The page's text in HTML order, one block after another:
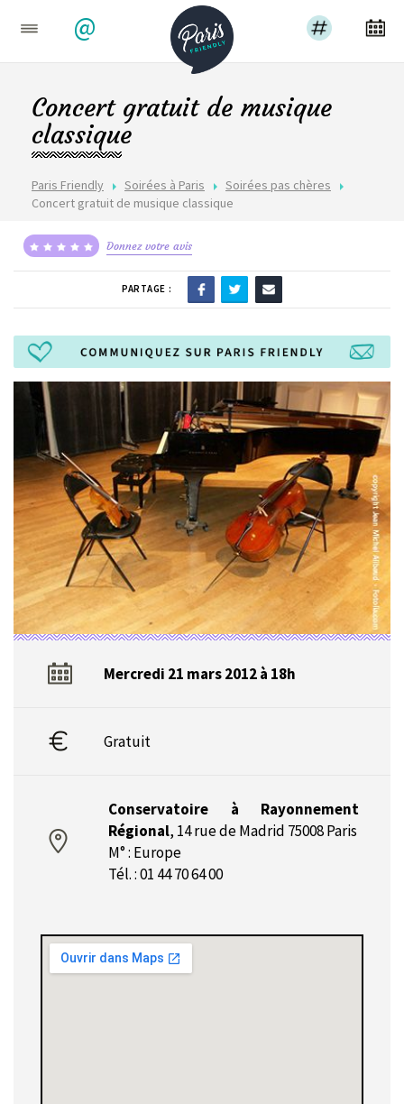
@
Paris Friendly Soirées à Paris
Soirées pas chères
Concert gratuit de musique classique
Concert gratuit de musique
classique
Donnez votre avis
PARTAGE :
Mercredi 21 mars 2012 à 18h
Gratuit
Conservatoire à Rayonnement
Régional, 14 rue de Madrid 75008 Paris
M° : Europe
Tél. : 01 44 70 64 00